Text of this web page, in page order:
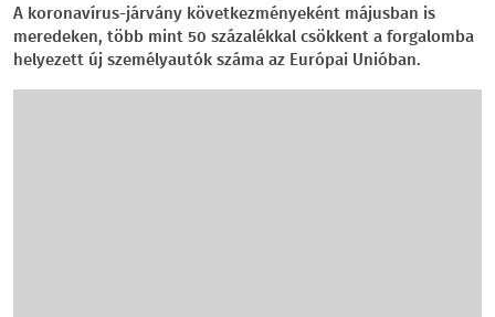
A koronavírus-járvány következményeként májusban is
meredeken, több mint 50 százalékkal csökkent a forgalomba
helyezett új személyautók száma az Európai Unióban.